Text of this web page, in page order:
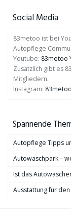
Social Media
83metoo ist bei
Autopflege
Youtube: 83metoo
Zusätzlich gibt es
Mitgliedern.
Instagram:
Spannende
Autopflege Tipps
Autowaschpark –
Ist das
Ausstattung für